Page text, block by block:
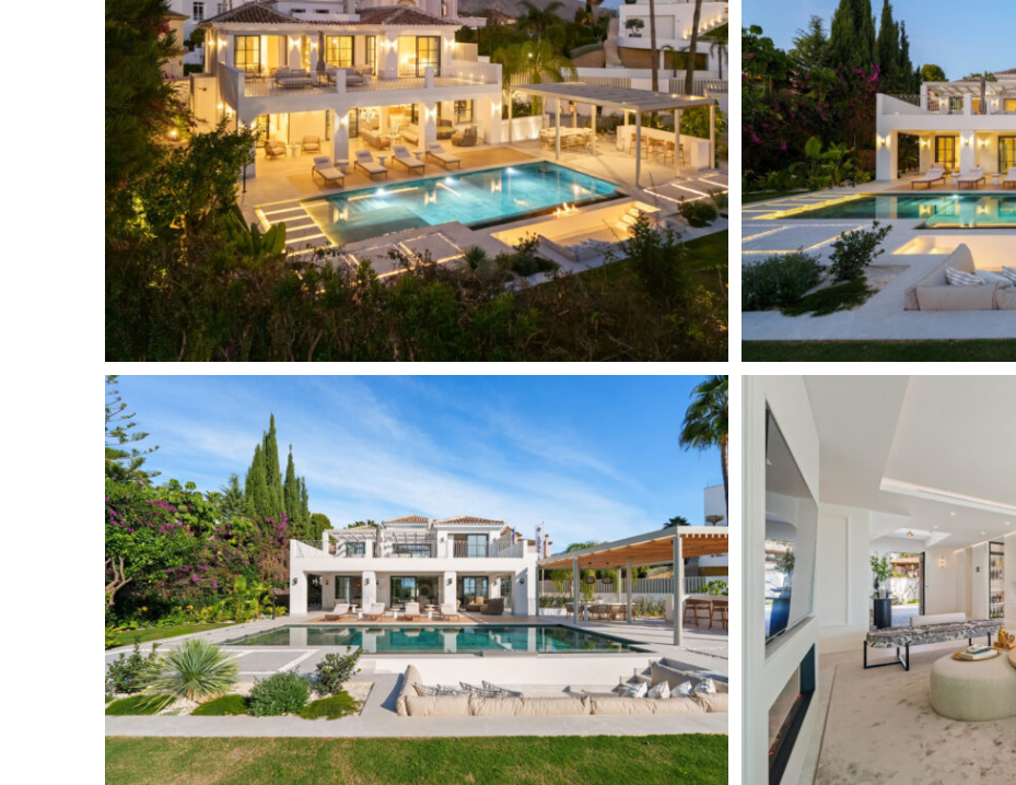
hochwertige Materialien zeichnen sie aus. Sie verfügt über eine große
Kochinsel, Einbaugeräte und viel Stauraum in maßgefertigten Schränken. Die
Raumaufteilung fördert die Kommunikation, mit direktem Blick ins
Wohnzimmer und direktem Zugang zu den Terrassen und dem Pool. Diese
Kombination aus Raumaufteilung und Design macht das Erdgeschoss zu
einem der größten Vorzüge des Hauses.
Das Anwesen bietet fünf komfortable Schlafzimmer, darunter eine private
Master-Suite im Obergeschoss mit direktem Terrassenzugang. Alle Zimmer
sind im gleichen Stil gestaltet: neutrale Farbtöne, maßgefertigte
Schreinerarbeiten und durchdachte Beleuchtung. Das Obergeschoss öffnet
sich zu weitläufigen Außenbereichen mit Panoramablick auf die Küste.
Die Entertainment-Ebene bietet mit einem Unterhaltungsraum, einem
Fitnessraum, einer Sauna und einem klimatisierten Weinkeller ein hohes Maß
an Lebensqualität. Im Außenbereich lädt die Villa mit mehreren Sitz- und
Essbereichen rund um den gepflegten Garten und den beeindruckenden
privaten Pool zum Verweilen ein. Nur wenige Minuten von Golfplätzen,
internationalen Schulen und den Annehmlichkeiten von Nueva Andalucía und
Marbella entfernt, zählt die Villa Agata zu den modernsten und exklusivsten
Häusern in La Quinta.
Offene Küche
Parquet floors
Pool Views
Süd
Fussbodenheizung in den Bädern
Weinkeller